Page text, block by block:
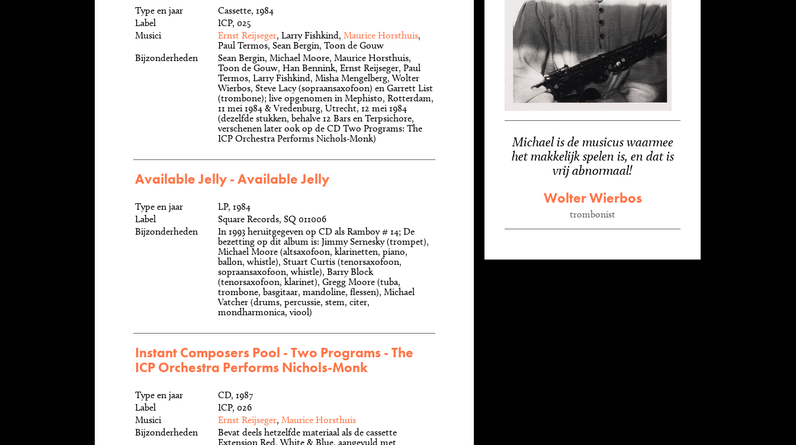
Type en jaar
Cassette, 1984
Label
ICP, 025
Musici
Ernst Reijseger, Larry Fishkind, Maurice Horsthuis,
Paul Termos, Sean Bergin, Toon de Gouw
Bijzonderheden
Sean Bergin, Michael Moore, Maurice Horsthuis,
Toon de Gouw, Han Bennink, Ernst Reijseger, Paul
Termos, Larry Fishkind, Misha Mengelberg, Wolter
Wierbos, Steve Lacy (sopraansaxofoon) en Garrett List
(trombone); live opgenomen in Mephisto, Rotterdam,
11 mei 1984 & Vredenburg, Utrecht, 12 mei 1984
(dezelfde stukken, behalve 12 Bars en Terpsichore,
verschenen later ook op de CD Two Programs: The
ICP Orchestra Performs Nichols-Monk)
Available Jelly - Available Jelly
Type en jaar
LP, 1984
Label
Square Records, SQ 011006
Bijzonderheden
In 1993 heruitgegeven op CD als Ramboy # 14; De
bezetting op dit album is: Jimmy Sernesky (trompet),
Michael Moore (altsaxofoon, klarinetten, piano,
ballon, whistle), Stuart Curtis (tenorsaxofoon,
sopraansaxofoon, whistle), Barry Block
(tenorsaxofoon, klarinet), Gregg Moore (tuba,
trombone, basgitaar, mandoline, flessen), Michael
Vatcher (drums, percussie, stem, citer,
mondharmonica, viool)
Instant Composers Pool - Two Programs - The
ICP Orchestra Performs Nichols-Monk
Type en jaar
CD, 1987
Label
ICP, 026
Musici
Ernst Reijseger, Maurice Horsthuis
Bijzonderheden
Bevat deels hetzelfde materiaal als de cassette
Extension Red, White & Blue, aangevuld met
Michael is de musicus waarmee
het makkelijk spelen is, en dat is
vrij abnormaal!
Wolter Wierbos
trombonist